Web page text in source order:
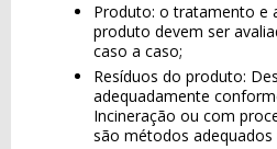
Produto: o tratamento e
produto devem ser
caso a caso;
Resíduos do produto:
adequadamente
Incineração ou com
são métodos adequados